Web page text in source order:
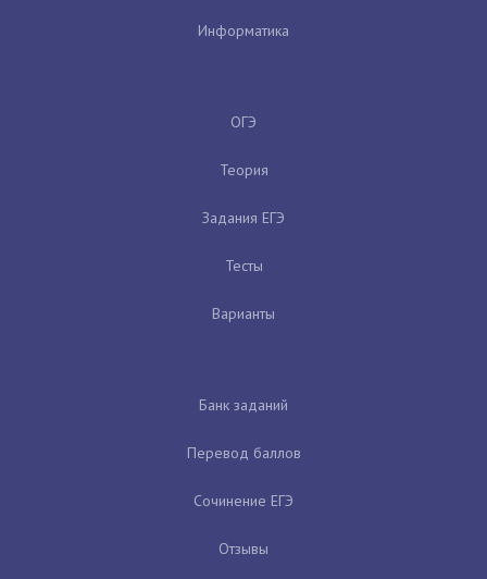
Информатика
ОГЭ
Теория
Задания ЕГЭ
Тесты
Варианты
Банк заданий
Перевод баллов
Сочинение ЕГЭ
Отзывы